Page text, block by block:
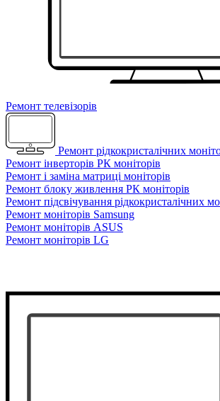
Ремонт телевізорів
Ремонт рідкокристалічних
Ремонт інверторів РК моніторів
Ремонт і заміна матриці моніторів
Ремонт блоку живлення РК моніторів
Ремонт підсвічування рідкокристалічних
Ремонт моніторів Samsung
Ремонт моніторів ASUS
Ремонт моніторів LG